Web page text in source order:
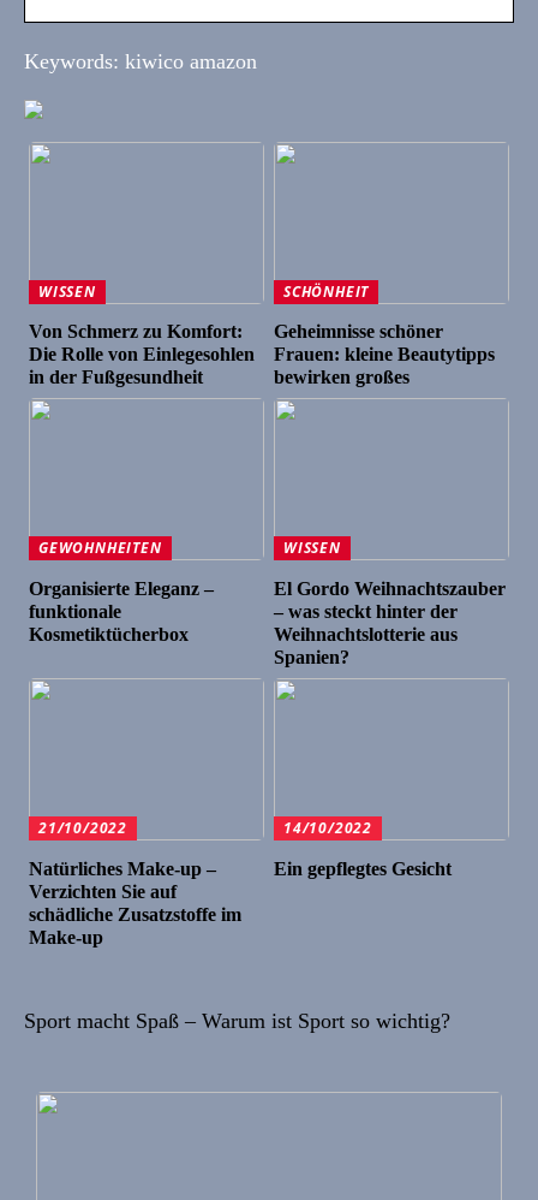
Keywords: kiwico amazon
WISSEN
Von Schmerz zu Komfort:
Die Rolle von Einlegesohlen
in der Fußgesundheit
SCHÖNHEIT
Geheimnisse schöner
Frauen: kleine Beautytipps
bewirken großes
GEWOHNHEITEN
Organisierte Eleganz –
funktionale
Kosmetiktücherbox
WISSEN
El Gordo Weihnachtszauber
– was steckt hinter der
Weihnachtslotterie aus
Spanien?
21/10/2022
Natürliches Make-up –
Verzichten Sie auf
schädliche Zusatzstoffe im
Make-up
14/10/2022
Ein gepflegtes Gesicht
Sport macht Spaß – Warum ist Sport so wichtig?